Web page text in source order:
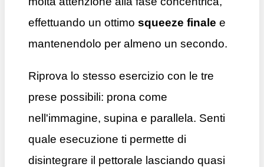
effettuando un ottimo squeeze finale e
mantenendolo per almeno un secondo.
Riprova lo stesso esercizio con le tre
prese possibili: prona come
nell'immagine, supina e parallela. Senti
quale esecuzione ti permette di
disintegrare il pettorale lasciando quasi